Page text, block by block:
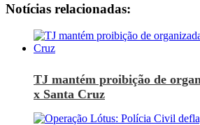
Notícias relacionadas:
TJ mantém proibição de
x Santa Cruz